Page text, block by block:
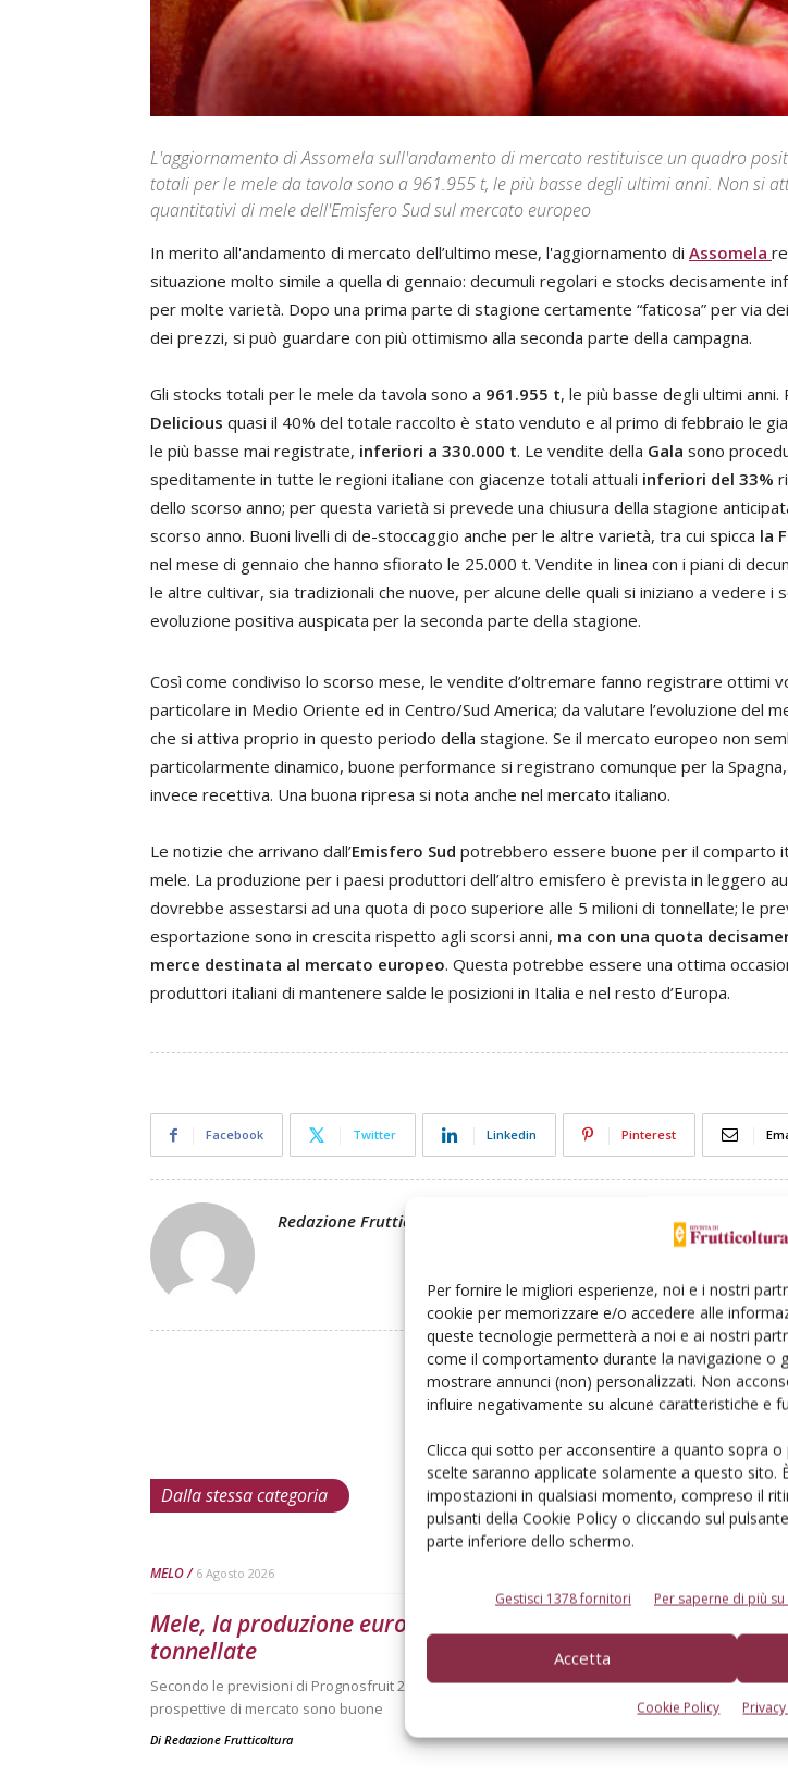
Per fornire le migliori esperienze, noi e i nostri
cookie per memorizzare e/o accedere alle
queste tecnologie permetterà a noi e ai nostri
come il comportamento durante la navigazione o
mostrare annunci (non) personalizzati. Non
influire negativamente su alcune caratteristiche e
Clicca qui sotto per acconsentire a quanto sopra
scelte saranno applicate solamente a questo sito.
impostazioni in qualsiasi momento, compreso il
pulsanti della Cookie Policy o cliccando sul
parte inferiore dello schermo.
Gestisci 1378 fornitori Per saperne di più
Accetta
Cookie Policy
L'aggiornamento di Assomela sull'andamento di mercato restituisce un quadro
totali per le mele da tavola sono a 961.955 t, le più basse degli ultimi anni. Non si
quantitativi di mele dell'Emisfero Sud sul mercato europeo
In merito all'andamento di mercato dell’ultimo mese, l'aggiornamento di Assomela
situazione molto simile a quella di gennaio: decumuli regolari e stocks decisamente
per molte varietà. Dopo una prima parte di stagione certamente “faticosa” per via
dei prezzi, si può guardare con più ottimismo alla seconda parte della campagna.
Gli stocks totali per le mele da tavola sono a 961.955 t, le più basse degli ultimi anni.
Delicious quasi il 40% del totale raccolto è stato venduto e al primo di febbraio le
le più basse mai registrate, inferiori a 330.000 t. Le vendite della Gala sono
speditamente in tutte le regioni italiane con giacenze totali attuali inferiori del 33%
dello scorso anno; per questa varietà si prevede una chiusura della stagione
scorso anno. Buoni livelli di de-stoccaggio anche per le altre varietà, tra cui spicca la
nel mese di gennaio che hanno sfiorato le 25.000 t. Vendite in linea con i piani di
le altre cultivar, sia tradizionali che nuove, per alcune delle quali si iniziano a vedere i
evoluzione positiva auspicata per la seconda parte della stagione.
Così come condiviso lo scorso mese, le vendite d’oltremare fanno registrare ottimi
particolare in Medio Oriente ed in Centro/Sud America; da valutare l’evoluzione del
che si attiva proprio in questo periodo della stagione. Se il mercato europeo non
particolarmente dinamico, buone performance si registrano comunque per la
invece recettiva. Una buona ripresa si nota anche nel mercato italiano.
Le notizie che arrivano dall’Emisfero Sud potrebbero essere buone per il comparto
mele. La produzione per i paesi produttori dell’altro emisfero è prevista in leggero
dovrebbe assestarsi ad una quota di poco superiore alle 5 milioni di tonnellate; le
esportazione sono in crescita rispetto agli scorsi anni, ma con una quota
merce destinata al mercato europeo. Questa potrebbe essere una ottima
produttori italiani di mantenere salde le posizioni in Italia e nel resto d’Europa.
Facebook Twitter Linkedin Pinterest
Redazione Frutticoltura
Dalla stessa categoria
MELO 6 Agosto 2026
Mele, la produzione europea scenderà sotto i 10 milioni di
tonnellate
Secondo le previsioni di Prognosfruit 2026, pesano nel bilancio gli eventi climatici estremi. Ma le
prospettive di mercato sono buone
Di Redazione Frutticoltura